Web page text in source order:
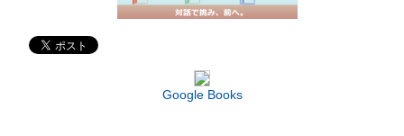
Google Books